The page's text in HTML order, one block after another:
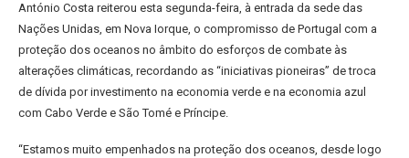
António Costa reiterou esta segunda-feira, à entrada da sede das
Nações Unidas, em Nova Iorque, o compromisso de Portugal com a
proteção dos oceanos no âmbito do esforços de combate às
alterações climáticas, recordando as “iniciativas pioneiras” de troca
de dívida por investimento na economia verde e na economia azul
com Cabo Verde e São Tomé e Príncipe.
“Estamos muito empenhados na proteção dos oceanos, desde logo